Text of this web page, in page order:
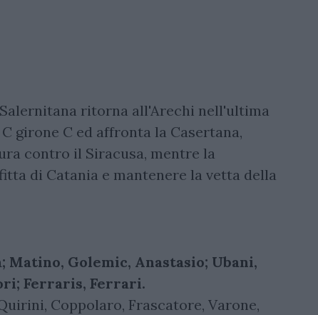
ritorna all'Arechi nell'ultima
girone C ed affronta la Casertana,
contro il Siracusa, mentre la
di Catania e mantenere la vetta della
Matino, Golemic, Anastasio; Ubani,
Ferraris, Ferrari.
Coppolaro, Frascatore, Varone,